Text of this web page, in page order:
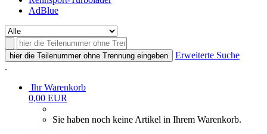
AdBlue
hier die Teilenummer ohne Trennung eingeben
Erweiterte Suche
.
Ihr Warenkorb
0,00 EUR
Sie haben noch keine Artikel in Ihrem Warenkorb.